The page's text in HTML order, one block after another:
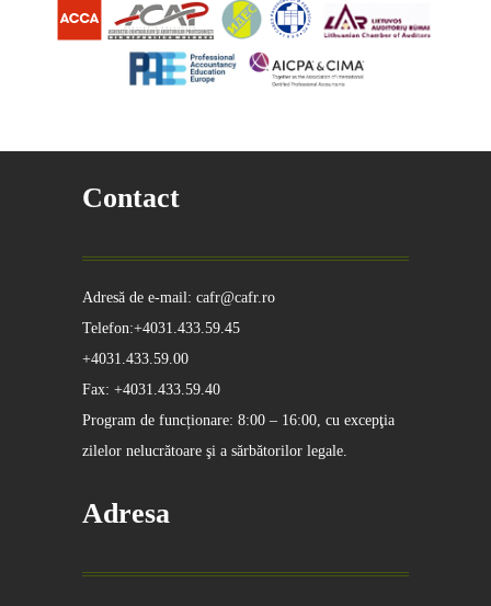
Contact
Adresă de e-mail: cafr@cafr.ro
Telefon:+4031.433.59.45
+4031.433.59.00
Fax: +4031.433.59.40
Program de funcționare: 8:00 – 16:00, cu excepţia
zilelor nelucrătoare şi a sărbătorilor legale.
Adresa